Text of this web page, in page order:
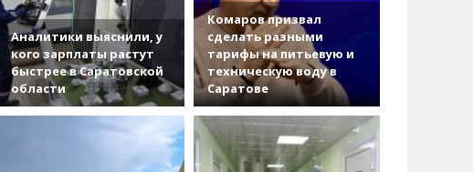
Аналитики выяснили, у
кого зарплаты растут
быстрее в Саратовской
области
Комаров призвал
сделать разными
тарифы на питьевую и
техническую воду в
Саратове